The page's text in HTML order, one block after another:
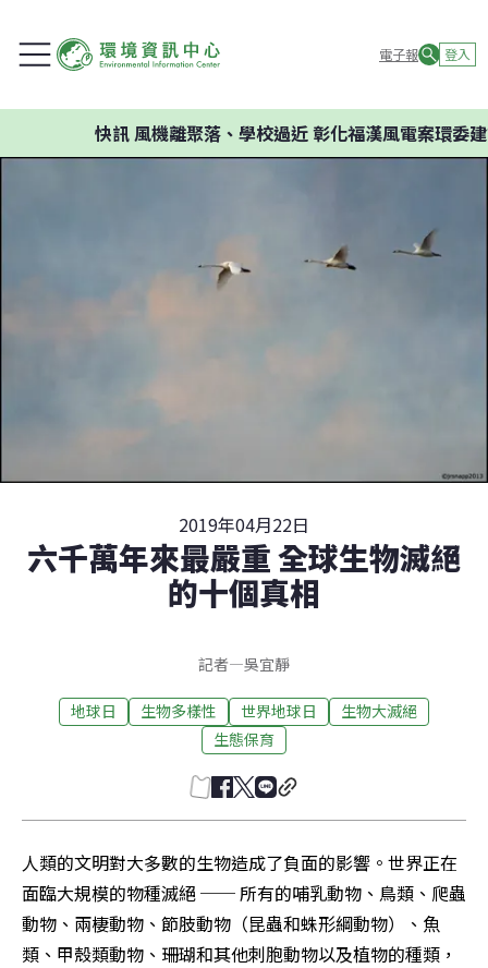
電子報 登入
風機離聚落、學校過近 彰化福漢風電案環委建議不
2019年04月22日
六千萬年來最嚴重 全球生物滅絕
的十個真相
記者—吳宜靜
地球日 生物多樣性 世界地球日
生物大滅絕
生態保育
人類的文明對大多數的生物造成了負面的影響。世界正在
面臨大規模的物種滅絕 ── 所有的哺乳動物、鳥類、爬蟲
動物、兩棲動物、節肢動物（昆蟲和蛛形綱動物）、魚
類、甲殼類動物、珊瑚和其他刺胞動物以及植物的種類，